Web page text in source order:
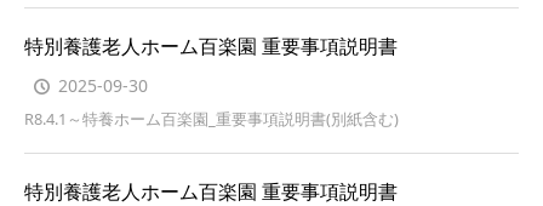
特別養護老人ホーム百楽園 重要事項説明書
2025-09-30
R8.4.1～特養ホーム百楽園_重要事項説明書(別紙含む)
特別養護老人ホーム百楽園 重要事項説明書